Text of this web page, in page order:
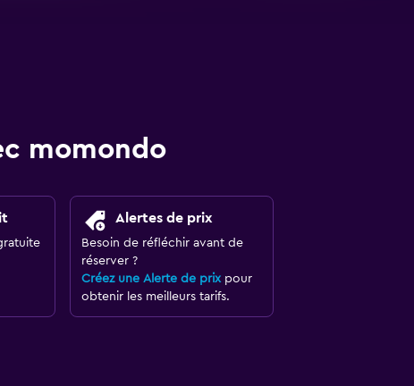
momondo
Alertes de prix
Besoin de réfléchir avant de
réserver ?
Créez une Alerte de prixpour
obtenir les meilleurs tarifs.